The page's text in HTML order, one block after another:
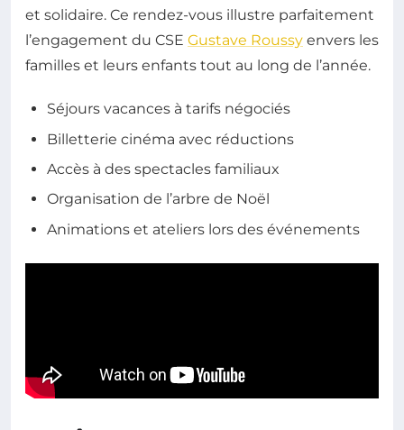
et solidaire. Ce rendez-vous illustre parfaitement
l’engagement du CSE Gustave Roussy envers les
familles et leurs enfants tout au long de l’année.
Séjours vacances à tarifs négociés
Billetterie cinéma avec réductions
Accès à des spectacles familiaux
Organisation de l’arbre de Noël
Animations et ateliers lors des événements